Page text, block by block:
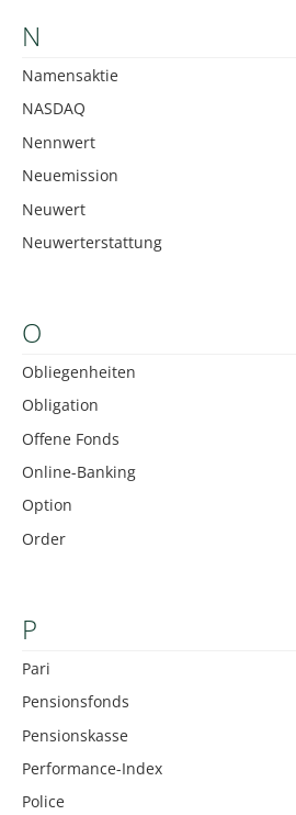
N
Namensaktie
NASDAQ
Nennwert
Neuemission
Neuwert
Neuwerterstattung
O
Obliegenheiten
Obligation
Offene Fonds
Online-Banking
Option
Order
P
Pari
Pensionsfonds
Pensionskasse
Performance-Index
Police